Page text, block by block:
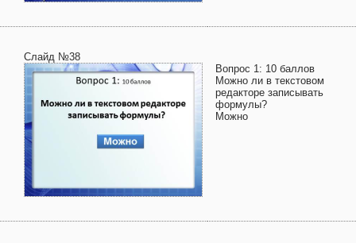
Слайд №38
Вопрос 1: 10 баллов
Можно ли в текстовом
редакторе записывать
формулы?
Можно